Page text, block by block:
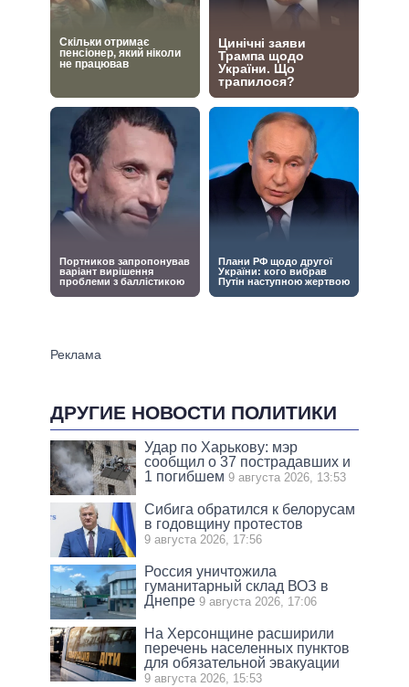
ДРУГИЕ НОВОСТИ ПОЛИТИКИ
Удар по Харькову: мэр
сообщил о 37 пострадавших и
1 погибшем 9 августа 2026, 13:53
Сибига обратился к белорусам
в годовщину протестов
9 августа 2026, 17:56
Россия уничтожила
гуманитарный склад ВОЗ в
Днепре 9 августа 2026, 17:06
На Херсонщине расширили
перечень населенных пунктов
для обязательной эвакуации
9 августа 2026, 15:53